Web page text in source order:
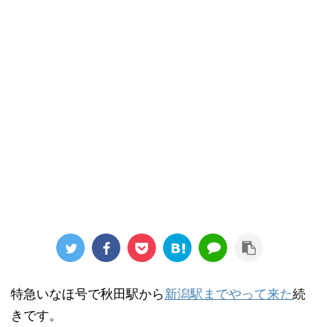
特急いなほ号で秋田駅から新潟駅までやって来た続
きです。